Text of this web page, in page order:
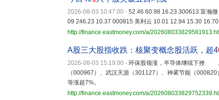
2026-08-03 10:47:00 - 52.46 60.98 16.23 300613 富瀚
09 246.23 10.37 000815 美利云 10.01 12.94 15.30
http://finance.eastmoney.com/a/
A股三大股指收跌：核聚变概念股活跃，超4
2026-08-03 15:19:00 - 环保股领涨，半导体继续下挫
（000967）、武汉天源（301127）、神雾节能（
等涨超7%。
http://finance.eastmoney.com/a/